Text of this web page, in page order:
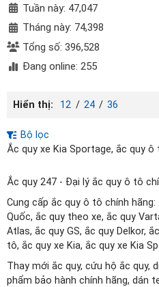
Tuần này: 47,047
Tháng này: 74,398
Tổng số: 396,528
Đang online: 255
Hiển thị: 12 / 24 / 36
Bộ lọc
Ắc quy xe Kia Sportage, ắc quy
Ắc quy 247 - Đại lý ắc quy ô tô
Cung cấp ắc quy ô tô chính
Quốc, ắc quy theo xe, ắc quy
Atlas, ắc quy GS, ắc quy Delkor,
tô, ắc quy xe Kia, ắc quy xe Kia
Thay mới ắc quy, cứu hộ ắc quy,
phẩm bảo hành chính hãng, dán